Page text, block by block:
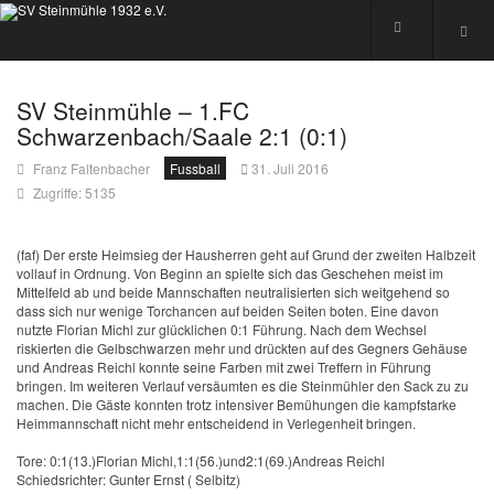
SV Steinmühle – 1.FC
Schwarzenbach/Saale 2:1 (0:1)
Franz Faltenbacher Fussball
31. Juli 2016
Zugriffe: 5135
(faf) Der erste Heimsieg der Hausherren geht auf Grund der zweiten Halbzeit
vollauf in Ordnung. Von Beginn an spielte sich das Geschehen meist im
Mittelfeld ab und beide Mannschaften neutralisierten sich weitgehend so
dass sich nur wenige Torchancen auf beiden Seiten boten. Eine davon
nutzte Florian Michl zur glücklichen 0:1 Führung. Nach dem Wechsel
riskierten die Gelbschwarzen mehr und drückten auf des Gegners Gehäuse
und Andreas Reichl konnte seine Farben mit zwei Treffern in Führung
bringen. Im weiteren Verlauf versäumten es die Steinmühler den Sack zu zu
machen. Die Gäste konnten trotz intensiver Bemühungen die kampfstarke
Heimmannschaft nicht mehr entscheidend in Verlegenheit bringen.
Tore: 0:1(13.)Florian Michl,1:1(56.)und2:1(69.)Andreas Reichl
Schiedsrichter: Gunter Ernst ( Selbitz)